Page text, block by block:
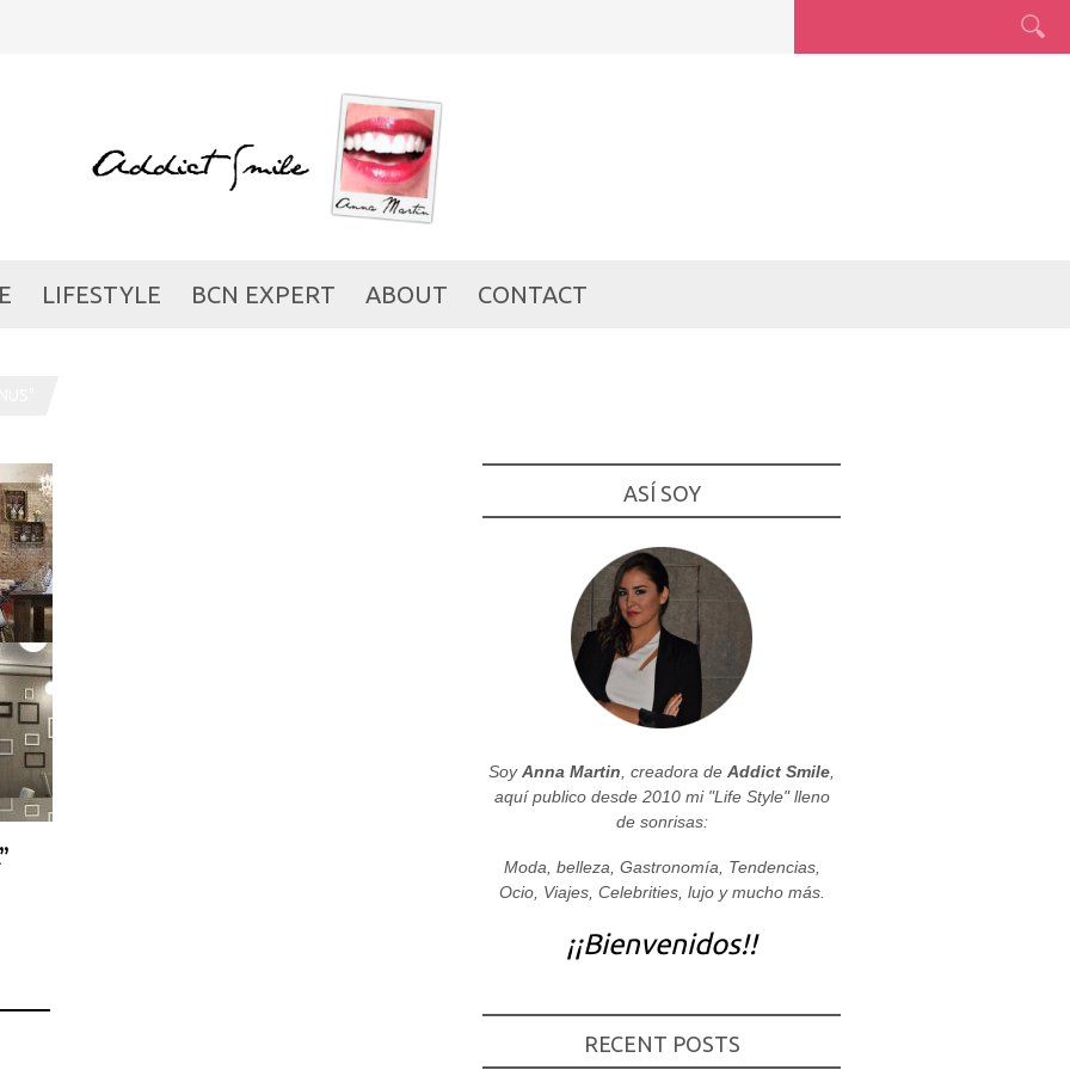
LIFESTYLE BCN EXPERT ABOUT CONTACT
ASÍ SOY
SoyAnna Martin , creadora de Addict Smile
aquí publico desde 2010 mi "Life Style" lleno
de sonrisas:
Moda, belleza, Gastronomía, Tendencias,
Ocio, Viajes, Celebrities, lujo y mucho más.
¡¡Bienvenidos!!
RECENT POSTS